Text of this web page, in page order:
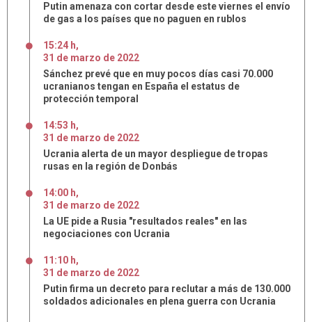
Putin amenaza con cortar desde este viernes el envío
de gas a los países que no paguen en rublos
15:24 h,
31 de marzo de 2022
Sánchez prevé que en muy pocos días casi 70.000
ucranianos tengan en España el estatus de
protección temporal
14:53 h,
31 de marzo de 2022
Ucrania alerta de un mayor despliegue de tropas
rusas en la región de Donbás
14:00 h,
31 de marzo de 2022
La UE pide a Rusia "resultados reales" en las
negociaciones con Ucrania
11:10 h,
31 de marzo de 2022
Putin firma un decreto para reclutar a más de 130.000
soldados adicionales en plena guerra con Ucrania